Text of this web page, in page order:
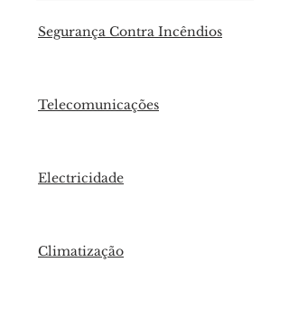
Segurança Contra Incêndios
Telecomunicações
Electricidade
Climatização